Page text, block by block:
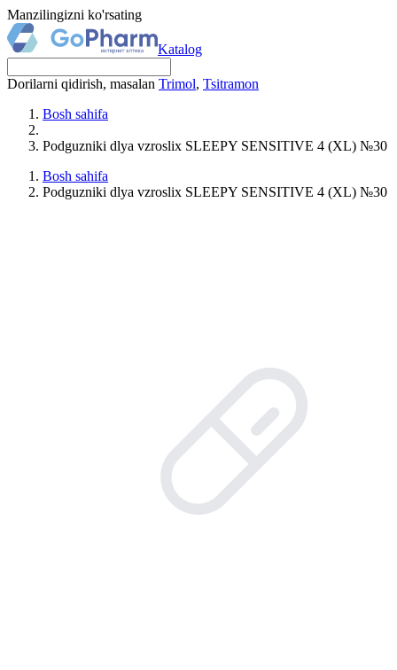
Manzilingizni ko'rsating
Katalog
Dorilarni qidirish, masalan Trimol, Tsitramon
Bosh sahifa
Podguzniki dlya vzroslix SLEEPY SENSITIVE 4 (XL) №30
Bosh sahifa
Podguzniki dlya vzroslix SLEEPY SENSITIVE 4 (XL) №30